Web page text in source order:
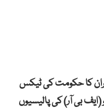
کا حکومت کی ٹیکس
(ایف بی آر) کی پالیسیوں